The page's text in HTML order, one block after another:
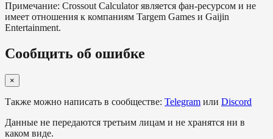
Примечание: Crossout Calculator является фан-ресурсом и не
имеет отношения к компаниям Targem Games и Gaijin
Entertainment.
Сообщить об ошибке
×
Также можно написать в сообществе: Telegram или Discord
Данные не передаются третьим лицам и не хранятся ни в
каком виде.